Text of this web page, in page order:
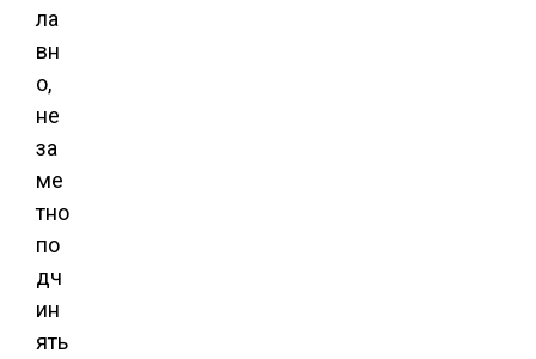
ла
вн
о,
не
за
ме
тно
по
дч
ин
ять